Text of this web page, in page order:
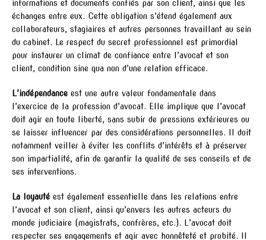
informations et documents confiés par son client, ainsi que les
échanges entre eux. Cette obligation s’étend également aux
collaborateurs, stagiaires et autres personnes travaillant au sein
du cabinet. Le respect du secret professionnel est primordial
pour instaurer un climat de confiance entre l’avocat et son
client, condition sine qua non d’une relation efficace.
L’indépendance est une autre valeur fondamentale dans
l’exercice de la profession d’avocat. Elle implique que l’avocat
doit agir en toute liberté, sans subir de pressions extérieures ou
se laisser influencer par des considérations personnelles. Il doit
notamment veiller à éviter les conflits d’intérêts et à préserver
son impartialité, afin de garantir la qualité de ses conseils et de
ses interventions.
La loyauté est également essentielle dans les relations entre
l’avocat et son client, ainsi qu’envers les autres acteurs du
monde judiciaire (magistrats, confrères, etc.). L’avocat doit
respecter ses engagements et agir avec honnêteté et probité. Il